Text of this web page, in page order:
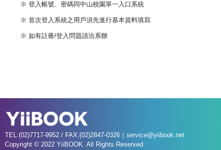
※ 登入帳號、密碼同中山校園單一入口系統
※ 首次登入系統之用戶須先進行基本資料填寫
※ 如有註冊/登入問題請洽系辦
TEL:(02)7717-9952 / FAX:(02)2847-0326｜ service@yiibook.net
Copyright © 2022 YiiBOOK. All Rights Reserved